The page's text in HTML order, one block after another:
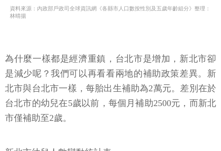
資料來源：內政部戶政司全球資訊網《各縣市人口數按性別及五歲年齡組分》整理：
林晴揚
為什麼一樣都是經濟重鎮，台北市是增加，新北市卻
是減少呢？我們可以再看看兩地的補助政策差異。新
北市與台北市一樣，每胎出生補助為2萬元。差別在於
台北市的幼兒在5歲以前，每個月補助2500元，而新北
市僅補助至2歲。